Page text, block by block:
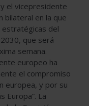
el vicepresidente
bilateral en la que
estratégicas del
que será
semana.
europeo ha
el compromiso
europea, y por su
Europa”. La